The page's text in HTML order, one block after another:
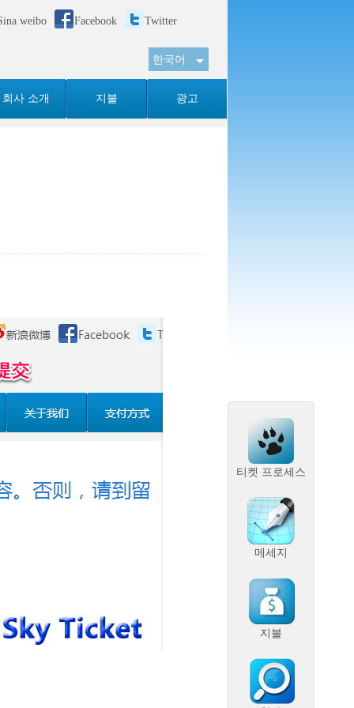
weibo Facebook Twitter
한국어
English
회사 소개 지불 광고
티켓 프로세스
메세지
지불